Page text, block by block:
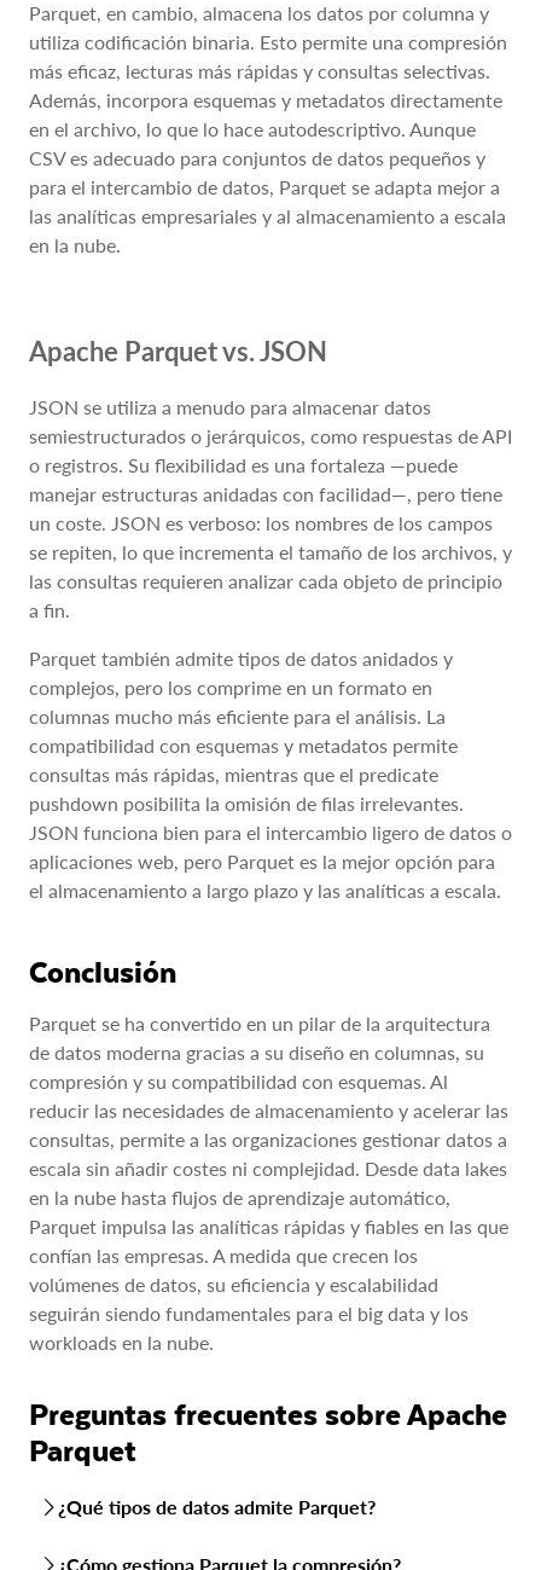
Parquet, en cambio, almacena los datos por columna y
utiliza codificación binaria. Esto permite una compresión
más eficaz, lecturas más rápidas y consultas selectivas.
Además, incorpora esquemas y metadatos directamente
en el archivo, lo que lo hace autodescriptivo. Aunque
CSV es adecuado para conjuntos de datos pequeños y
para el intercambio de datos, Parquet se adapta mejor a
las analíticas empresariales y al almacenamiento a escala
en la nube.
Apache Parquet vs. JSON
JSON se utiliza a menudo para almacenar datos
semiestructurados o jerárquicos, como respuestas de API
o registros. Su flexibilidad es una fortaleza —puede
manejar estructuras anidadas con facilidad—, pero tiene
un coste. JSON es verboso: los nombres de los campos
se repiten, lo que incrementa el tamaño de los archivos, y
las consultas requieren analizar cada objeto de principio
a fin.
Parquet también admite tipos de datos anidados y
complejos, pero los comprime en un formato en
columnas mucho más eficiente para el análisis. La
compatibilidad con esquemas y metadatos permite
consultas más rápidas, mientras que el predicate
pushdown posibilita la omisión de filas irrelevantes.
JSON funciona bien para el intercambio ligero de datos o
aplicaciones web, pero Parquet es la mejor opción para
el almacenamiento a largo plazo y las analíticas a escala.
Conclusión
Parquet se ha convertido en un pilar de la arquitectura
de datos moderna gracias a su diseño en columnas, su
compresión y su compatibilidad con esquemas. Al
reducir las necesidades de almacenamiento y acelerar las
consultas, permite a las organizaciones gestionar datos a
escala sin añadir costes ni complejidad. Desde data lakes
en la nube hasta flujos de aprendizaje automático,
Parquet impulsa las analíticas rápidas y fiables en las que
confían las empresas. A medida que crecen los
volúmenes de datos, su eficiencia y escalabilidad
seguirán siendo fundamentales para el big data y los
workloads en la nube.
Preguntas frecuentes sobre Apache
Parquet
¿Qué tipos de datos admite Parquet?
¿Cómo gestiona Parquet la compresión?